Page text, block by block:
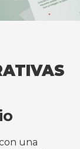
una